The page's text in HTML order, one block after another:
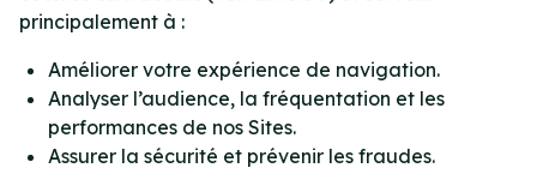
principalement à :
Améliorer votre expérience de navigation.
Analyser l’audience, la fréquentation et les
performances de nos Sites.
Assurer la sécurité et prévenir les fraudes.